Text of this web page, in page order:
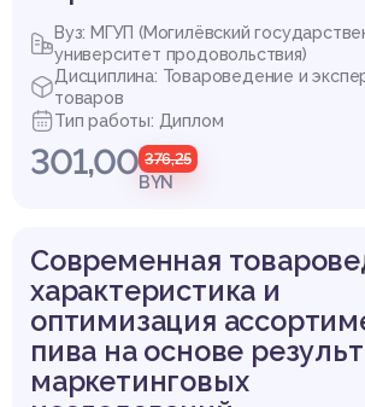
Вуз: МГУП (Могилёвский
университет продовольствия)
Дисциплина: Товароведение и
товаров
Тип работы: Диплом
301,00 376,25
BYN
Современная
характеристика и
оптимизация
пива на основе
маркетинговых